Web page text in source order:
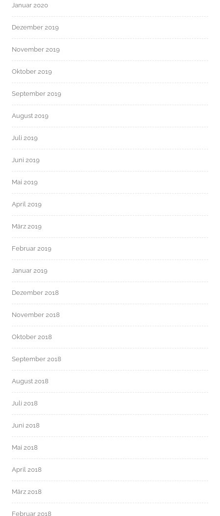
Januar 2020
Dezember 2019
November 2019
Oktober 2019
September 2019
August 2019
Juli 2019
Juni 2019
Mai 2019
April 2019
März 2019
Februar 2019
Januar 2019
Dezember 2018
November 2018
Oktober 2018
September 2018
August 2018
Juli 2018
Juni 2018
Mai 2018
April 2018
März 2018
Februar 2018